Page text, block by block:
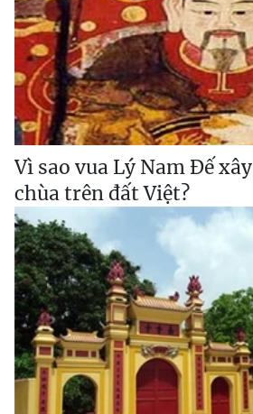
Vì sao vua Lý Nam Đế
chùa trên đất Việt?